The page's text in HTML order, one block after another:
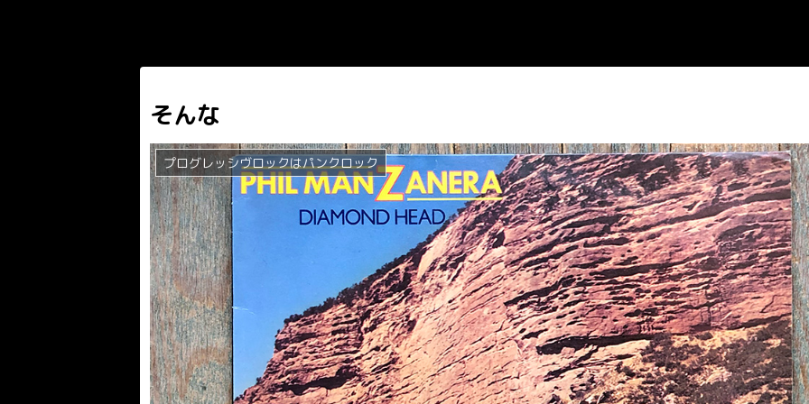
そんな
プログレッシヴロックはパンクロック